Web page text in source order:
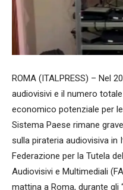
ROMA (ITALPRESS) – Nel
audiovisivi e il numero
economico potenziale per
Sistema Paese rimane
sulla pirateria audiovisiva
Federazione per la Tutela
Audiovisivi e Multimediali
mattina a Roma, durante gli